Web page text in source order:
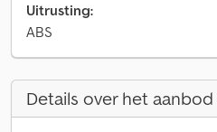
Uitrusting:
ABS
Details over het aanbod